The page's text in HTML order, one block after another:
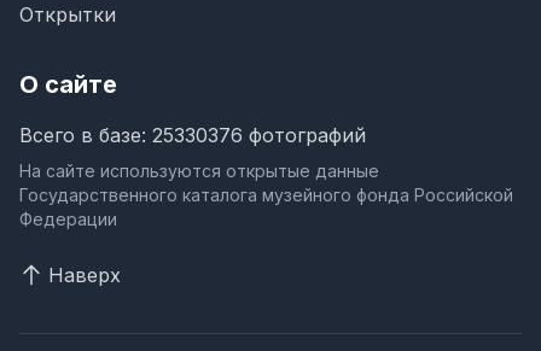
Открытки
О сайте
Всего в базе: 25330376 фотографий
На сайте используются открытые данные
Государственного каталога музейного фонда Российской
Федерации
Наверх